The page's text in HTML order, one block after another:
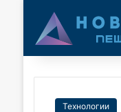
Технологии